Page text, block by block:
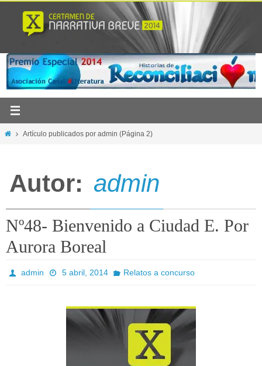
contenido
InicioArtículo publicados por admin (Página 2)
Autor: admin
Nº48- Bienvenido a Ciudad E. Por
Aurora Boreal
admin 5 abril, 2014 Relatos a concurso